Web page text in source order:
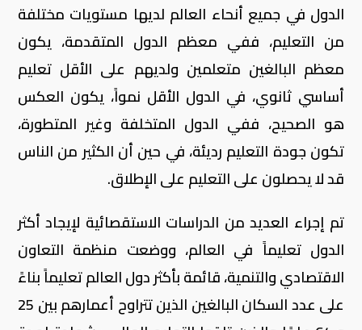
الدول في جميع أنحاء العالم لديها مستويات مختلفة
من التعليم، ففي معظم الدول المتقدمة، يكون
معظم البالغين متعلمين ولديهم على الأقل تعليم
أساسي ثانوي، في الدول الأقل نمواً، يكون العكس
هو الصحيح، ففي الدول المتخلفة وغير المتطورة،
تكون جودة التعليم رديئة، في حين أن الكثير من الناس
قد لا يحصلون على التعليم على الإطلاق.
تم إجراء العديد من الدراسات الاستقصائية لإيجاد أكثر
الدول تعليماً في العالم، ووضعت منظمة التعاون
الاقتصادي والتنمية، قائمة بأكثر دول العالم تعليماً بناءً
على عدد السكان البالغين الذين تتراوح أعمارهم بين 25